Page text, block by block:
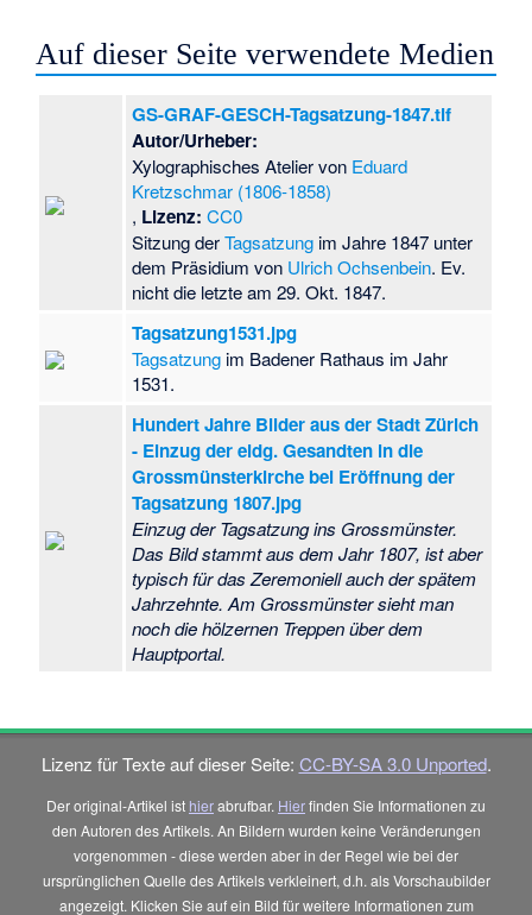
Auf dieser Seite verwendete Medien
GS-GRAF-GESCH-Tagsatzung-1847.tif
Autor/Urheber:
Xylographisches Atelier von Eduard
Kretzschmar (1806-1858)
, Lizenz: CC0
Sitzung derTagsatzung im Jahre 1847 unter
dem Präsidium von Ulrich Ochsenbein. Ev.
nicht die letzte am 29. Okt. 1847.
Tagsatzung1531.jpg
Tagsatzung im Badener Rathaus im Jahr
1531.
Hundert Jahre Bilder aus der Stadt Zürich
- Einzug der eidg. Gesandten in die
Grossmünsterkirche bei Eröffnung der
Tagsatzung 1807.jpg
Einzug der Tagsatzung ins Grossmünster.
Das Bild stammt aus dem Jahr 1807, ist aber
typisch für das Zeremoniell auch der spätem
Jahrzehnte. Am Grossmünster sieht man
noch die hölzernen Treppen über dem
Hauptportal.
Lizenz für Texte auf dieser Seite: CC-BY-SA 3.0 Unported.
Der original-Artikel ist hierabrufbar. Hierfinden Sie Informationen zu
den Autoren des Artikels. An Bildern wurden keine Veränderungen
vorgenommen - diese werden aber in der Regel wie bei der
ursprünglichen Quelle des Artikels verkleinert, d.h. als Vorschaubilder
angezeigt. Klicken Sie auf ein Bild für weitere Informationen zum